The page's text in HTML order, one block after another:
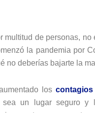
multitud de personas,
la pandemia por
no deberías bajarte la
loscontagios
un lugar seguro y